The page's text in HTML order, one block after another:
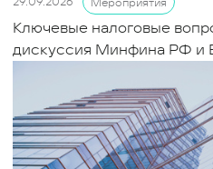
Мероприятия
Ключевые налоговые
дискуссия Минфина РФ и